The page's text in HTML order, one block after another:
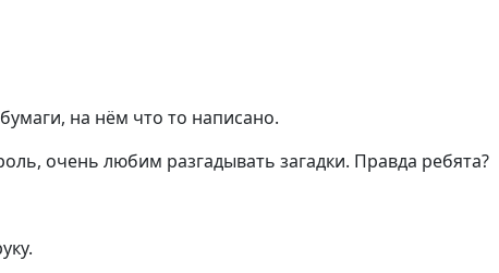
на нём что то написано.
очень любим разгадывать загадки. Правда ребята?